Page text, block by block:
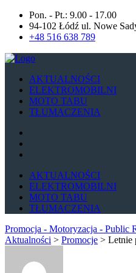
Pon. - Pt.: 9.00 - 17.00
94-102 Łódź ul. Nowe
+48 516 638 789
AKTUALNOŚCI
ELEKTROMOBILNI
MOTO TABU
TŁUMACZENIA
AKTUALNOŚCI
ELEKTROMOBILNI
MOTO TABU
TŁUMACZENIA
Promocja - Motoryzacja - Public
Aktualności > Promocje > Letnie